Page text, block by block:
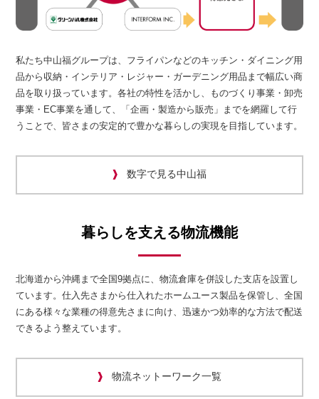
私たち中山福グループは、フライパンなどのキッチン・ダイニング用
品から収納・インテリア・レジャー・ガーデニング用品まで幅広い商
品を取り扱っています。各社の特性を活かし、ものづくり事業・卸売
事業・EC事業を通して、「企画・製造から販売」までを網羅して行
うことで、皆さまの安定的で豊かな暮らしの実現を目指しています。
数字で見る中山福
暮らしを支える物流機能
北海道から沖縄まで全国9拠点に、物流倉庫を併設した支店を設置し
ています。仕入先さまから仕入れたホームユース製品を保管し、全国
にある様々な業種の得意先さまに向け、迅速かつ効率的な方法で配送
できるよう整えています。
物流ネットーワーク一覧